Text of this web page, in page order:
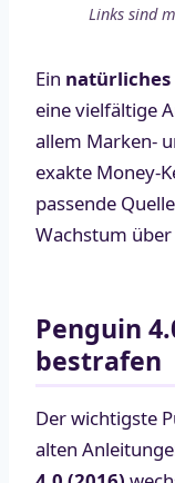
Links sind
Ein
eine vielfältige
allem Marken-
exakte Money-
passende
Wachstum
Penguin
bestrafen
Der wichtigste
alten